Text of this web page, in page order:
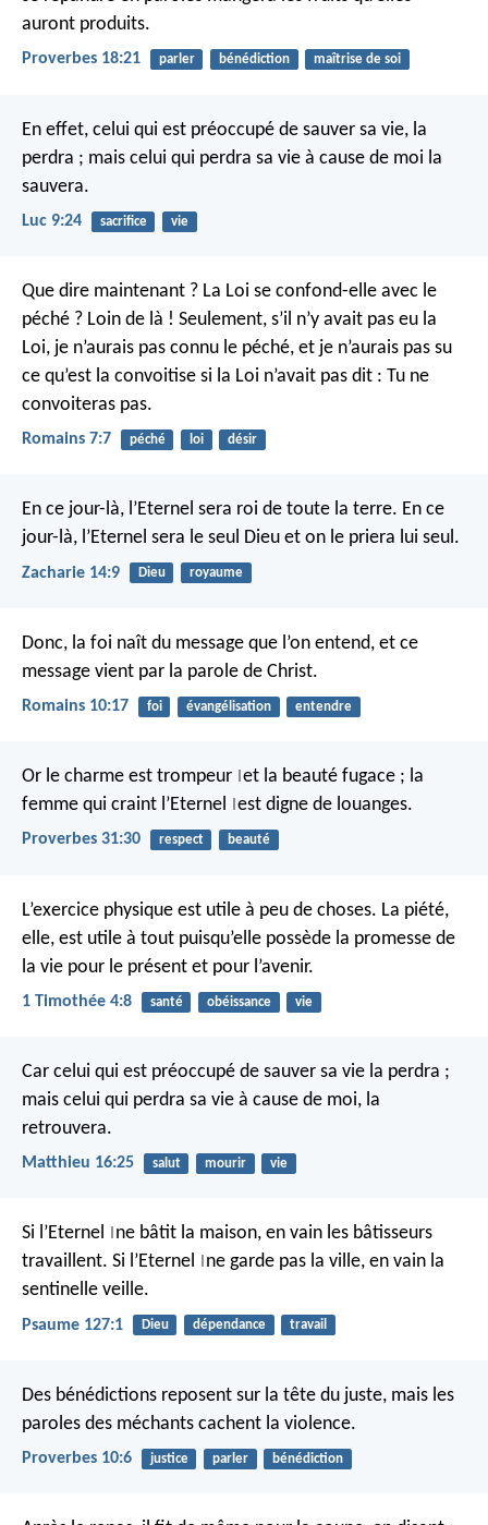
auront produits.
Proverbes 18:21 parler bénédiction maîtrise de soi
En effet, celui qui est préoccupé de sauver sa vie, la
perdra ; mais celui qui perdra sa vie à cause de moi la
sauvera.
Luc 9:24 sacrifice vie
Que dire maintenant ? La Loi se confond-elle avec le
péché ? Loin de là ! Seulement, s’il n’y avait pas eu la
Loi, je n’aurais pas connu le péché, et je n’aurais pas su
ce qu’est la convoitise si la Loi n’avait pas dit : Tu ne
convoiteras pas.
Romains 7:7 péché loi désir
En ce jour-là, l’Eternel sera roi de toute la terre. En ce
jour-là, l’Eternel sera le seul Dieu et on le priera lui seul.
Zacharie 14:9 Dieu royaume
Donc, la foi naît du message que l’on entend, et ce
message vient par la parole de Christ.
Romains 10:17 foi évangélisation entendre
Or le charme est trompeur et la beauté fugace ; la
femme qui craint l’Eternel est digne de louanges.
Proverbes 31:30 respect beauté
L’exercice physique est utile à peu de choses. La piété,
elle, est utile à tout puisqu’elle possède la promesse de
la vie pour le présent et pour l’avenir.
1 Timothée 4:8 santé obéissance vie
Car celui qui est préoccupé de sauver sa vie la perdra ;
mais celui qui perdra sa vie à cause de moi, la
retrouvera.
Matthieu 16:25 salut mourir vie
Si l’Eternel ne bâtit la maison, en vain les bâtisseurs
travaillent. Si l’Eternel ne garde pas la ville, en vain la
sentinelle veille.
Psaume 127:1 Dieu dépendance travail
Des bénédictions reposent sur la tête du juste, mais les
paroles des méchants cachent la violence.
Proverbes 10:6 justice parler bénédiction